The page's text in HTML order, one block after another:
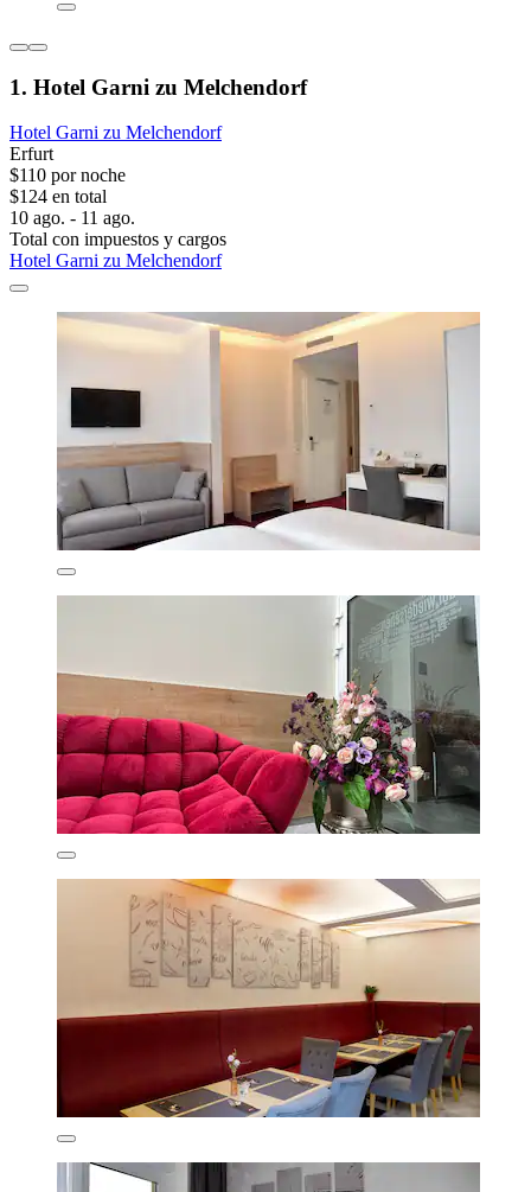
1. Hotel Garni zu Melchendorf
Hotel Garni zu Melchendorf
Erfurt
$110 por noche
$124 en total
10 ago. - 11 ago.
Total con impuestos y cargos
Hotel Garni zu Melchendorf